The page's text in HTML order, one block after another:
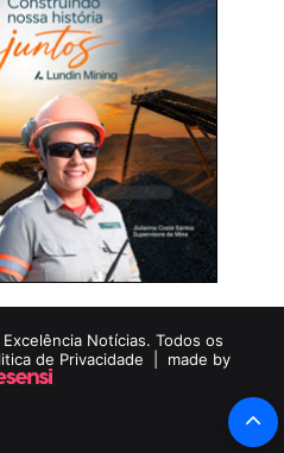
Notícias. Todos os
de Privacidade | made by